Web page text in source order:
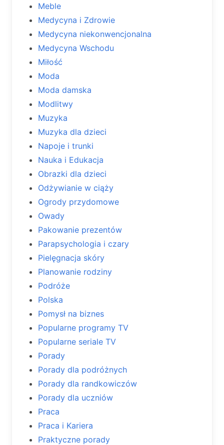
Meble
Medycyna i Zdrowie
Medycyna niekonwencjonalna
Medycyna Wschodu
Miłość
Moda
Moda damska
Modlitwy
Muzyka
Muzyka dla dzieci
Napoje i trunki
Nauka i Edukacja
Obrazki dla dzieci
Odżywianie w ciąży
Ogrody przydomowe
Owady
Pakowanie prezentów
Parapsychologia i czary
Pielęgnacja skóry
Planowanie rodziny
Podróże
Polska
Pomysł na biznes
Popularne programy TV
Popularne seriale TV
Porady
Porady dla podróżnych
Porady dla randkowiczów
Porady dla uczniów
Praca
Praca i Kariera
Praktyczne porady